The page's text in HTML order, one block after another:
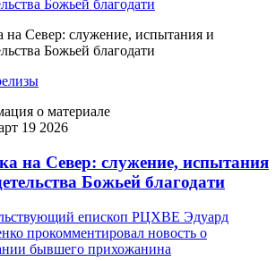
на Север: служение, испытания и
Божьей благодати
о материале
19 2026
на Север: служение, испытания
Божьей благодати